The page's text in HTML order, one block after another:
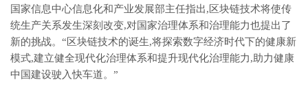
国家信息中心信息化和产业发展部主任指出,区块链技术将使传
统生产关系发生深刻改变,对国家治理体系和治理能力也提出了
新的挑战。“区块链技术的诞生,将探索数字经济时代下的健康新
模式,建立健全现代化治理体系和提升现代化治理能力,助力健康
中国建设驶入快车道。”